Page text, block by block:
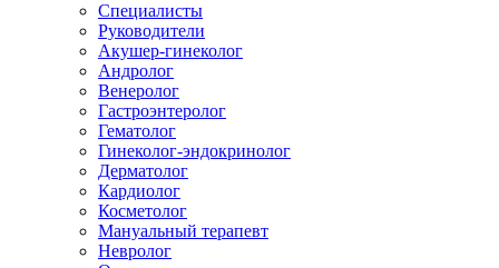
Специалисты
Руководители
Акушер-гинеколог
Андролог
Венеролог
Гастроэнтеролог
Гематолог
Гинеколог-эндокринолог
Дерматолог
Кардиолог
Косметолог
Мануальный терапевт
Невролог